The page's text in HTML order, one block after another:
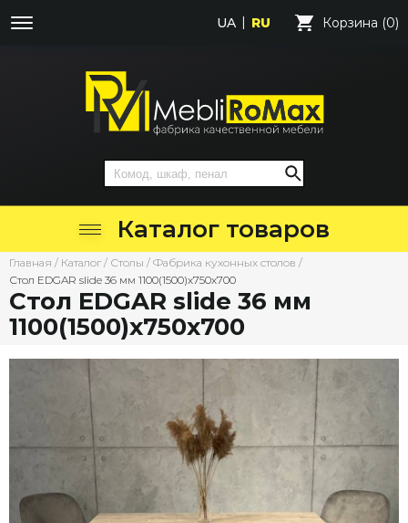
UA RU Корзина (0)
Каталог товаров
Главная / Каталог / Столы / Фабрика кухонных столов /
Стол EDGAR slide 36 мм 1100(1500)х750х700
Стол EDGAR slide 36 мм
1100(1500)х750х700